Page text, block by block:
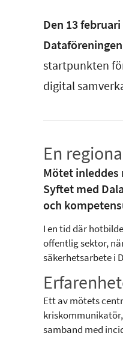
Den 13
startpunkten
digital
En
Mötet inleddes
Syftet med
och
I en tid där
offentlig sektor,
säkerhetsarbete i
Ett av mötets
samband med